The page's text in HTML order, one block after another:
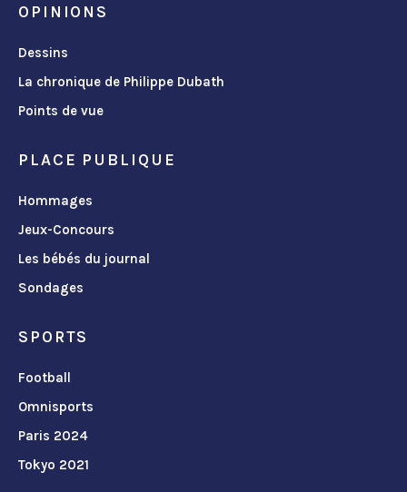
OPINIONS
Dessins
La chronique de Philippe Dubath
Points de vue
PLACE PUBLIQUE
Hommages
Jeux-Concours
Les bébés du journal
Sondages
SPORTS
Football
Omnisports
Paris 2024
Tokyo 2021